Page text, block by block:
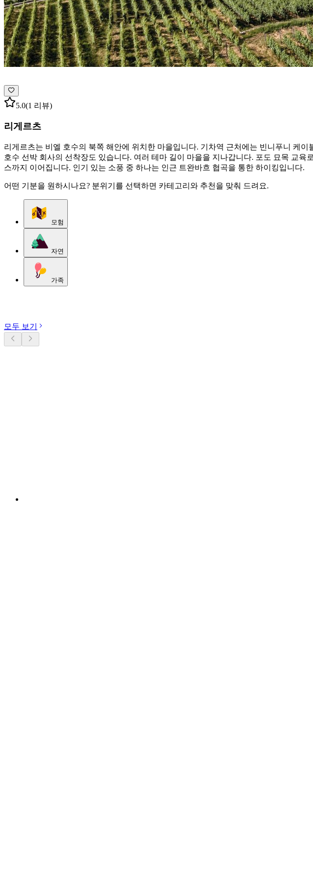
5.0(1 리뷰)
리게르츠
리게르츠는 비엘 호수의 북쪽 해안에 위치한 마을입니다. 기차역 근처에는 빈니푸니 케
호수 선박 회사의 선착장도 있습니다. 여러 테마 길이 마을을 지나갑니다. 포도 묘목 교
스까지 이어집니다. 인기 있는 소풍 중 하나는 인근 트완바흐 협곡을 통한 하이킹입니다.
어떤 기분을 원하시나요? 분위기를 선택하면 카테고리와 추천을 맞춰 드려요.
모험
자연
가족
모두 보기